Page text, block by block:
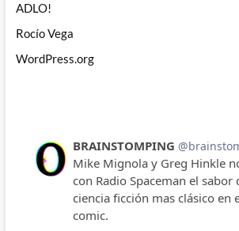
ADLO!
Rocío Vega
WordPress.org